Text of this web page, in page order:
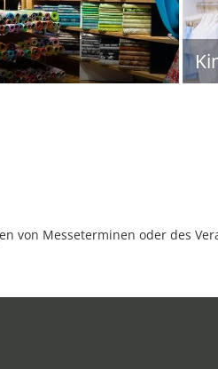
von Messeterminen oder des